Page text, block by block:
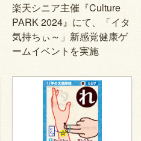
楽天シニア主催『Culture
PARK 2024』にて、「イタ
気持ちぃ～」新感覚健康ゲ
ームイベントを実施